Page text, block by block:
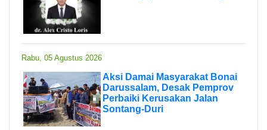
Rabu, 05 Agustus 2026
Aksi Damai Masyarakat Bonai
Darussalam, Desak Pemprov
Perbaiki Kerusakan Jalan
Sontang-Duri